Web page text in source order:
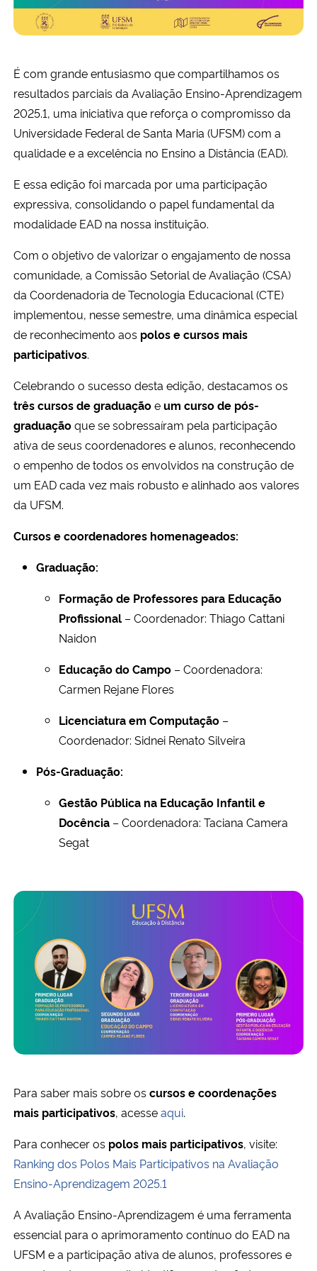
Secretaria-Geral
Secretaria de Governo
Gabinete de Segurança Institucional
Banco Central do Brasil
Planalto
É com grande entusiasmo que compartilhamos os
resultados parciais da Avaliação Ensino-Aprendizagem
2025.1, uma iniciativa que reforça o compromisso da
Universidade Federal de Santa Maria (UFSM) com a
qualidade e a excelência no Ensino a Distância (EAD).
E essa edição foi marcada por uma participação
expressiva, consolidando o papel fundamental da
modalidade EAD na nossa instituição.
Com o objetivo de valorizar o engajamento de nossa
comunidade, a Comissão Setorial de Avaliação (CSA)
da Coordenadoria de Tecnologia Educacional (CTE)
implementou, nesse semestre, uma dinâmica especial
de reconhecimento aos polos e cursos mais
participativos.
Celebrando o sucesso desta edição, destacamos os
três cursos de graduaçãoeum curso de pós-
graduaçãoque se sobressaíram pela participação
ativa de seus coordenadores e alunos, reconhecendo
o empenho de todos os envolvidos na construção de
um EAD cada vez mais robusto e alinhado aos valores
da UFSM.
Cursos e coordenadores homenageados:
Graduação:
Formação de Professores para Educação
Profissional – Coordenador: Thiago Cattani
Naidon
Educação do Campo – Coordenadora:
Carmen Rejane Flores
Licenciatura em Computação –
Coordenador: Sidnei Renato Silveira
Pós-Graduação:
Gestão Pública na Educação Infantil e
Docência – Coordenadora: Taciana Camera
Segat
Para saber mais sobre oscursos e coordenações
mais participativos, acesseaqui.
Para conhecer os polos mais participativos, visite:
Ranking dos Polos Mais Participativos na Avaliação
Ensino-Aprendizagem 2025.1
A Avaliação Ensino-Aprendizagem é uma ferramenta
essencial para o aprimoramento contínuo do EAD na
UFSM e a participação ativa de alunos, professores e